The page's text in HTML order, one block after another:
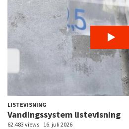
LISTEVISNING
Vandingssystem listevisning
62.483 views 16. juli 2026